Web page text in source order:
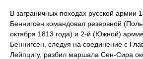
В заграничных походах русской армии
Беннигсен командовал резервной
октября 1813 года) и 2-й (Южной)
Беннигсен, следуя на соединение с
Лейпцигу, разбил маршала Сен-Сира